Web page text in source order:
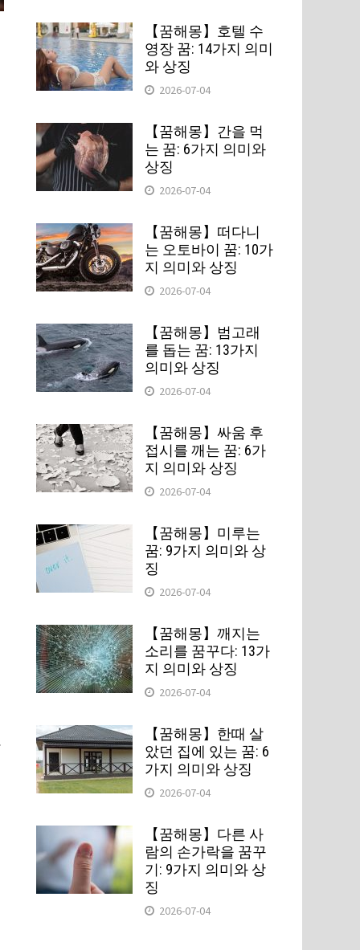
【꿈해몽】호텔 수
영장 꿈: 14가지 의미
와 상징
2026-07-04
【꿈해몽】간을 먹
는 꿈: 6가지 의미와
상징
2026-07-04
【꿈해몽】떠다니
는 오토바이 꿈: 10가
지 의미와 상징
2026-07-04
【꿈해몽】범고래
를 돕는 꿈: 13가지
의미와 상징
2026-07-04
【꿈해몽】싸움 후
접시를 깨는 꿈: 6가
지 의미와 상징
2026-07-04
【꿈해몽】미루는
꿈: 9가지 의미와 상
징
2026-07-04
【꿈해몽】깨지는
소리를 꿈꾸다: 13가
지 의미와 상징
2026-07-04
【꿈해몽】한때 살
았던 집에 있는 꿈: 6
가지 의미와 상징
2026-07-04
【꿈해몽】다른 사
람의 손가락을 꿈꾸
기: 9가지 의미와 상
징
2026-07-04